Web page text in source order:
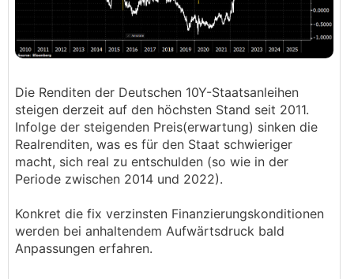
Die Renditen der Deutschen 10Y-Staatsanleihen
steigen derzeit auf den höchsten Stand seit 2011.
Infolge der steigenden Preis(erwartung) sinken die
Realrenditen, was es für den Staat schwieriger
macht, sich real zu entschulden (so wie in der
Periode zwischen 2014 und 2022).
Konkret die fix verzinsten Finanzierungskonditionen
werden bei anhaltendem Aufwärtsdruck bald
Anpassungen erfahren.